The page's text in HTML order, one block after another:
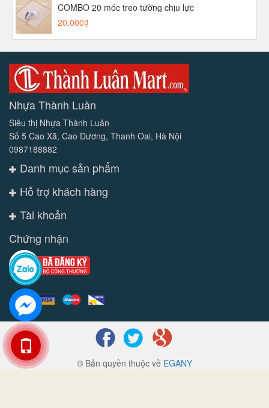
COMBO 20 móc treo tường chịu lực
20.000₫
Nhựa Thành Luân
Siêu thị Nhựa Thành Luân
Số 5 Cao Xã, Cao Dương, Thanh Oai, Hà Nội
0987188882
Danh mục sản phẩm
Hỗ trợ khách hàng
Tài khoản
Chứng nhận
© Bản quyền thuộc về EGANY